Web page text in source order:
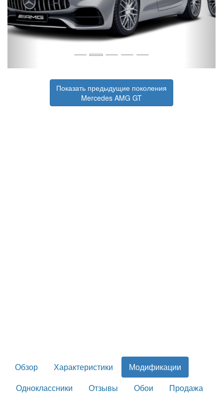
Показать предыдущие поколения
Mercedes AMG GT
Обзор Характеристики
Модификации
Одноклассники
Отзывы Обои Продажа